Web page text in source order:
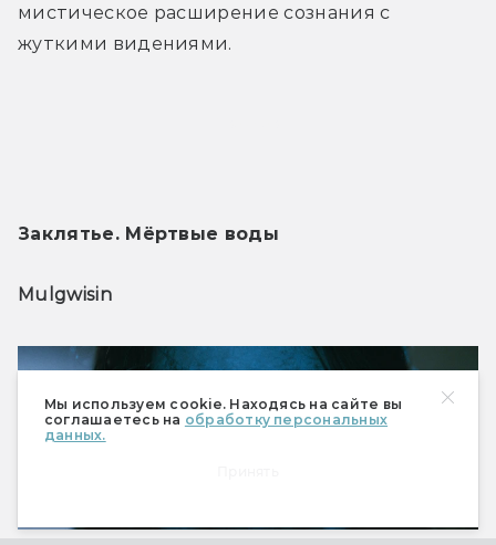
Мы используем cookie. Находясь на сайте вы
соглашаетесь на обработку персональных
данных.
мистическое расширение сознания с
жуткими видениями.
Заклятье. Мёртвые воды
Mulgwisin